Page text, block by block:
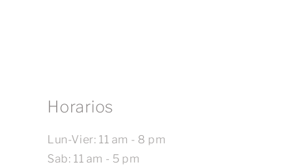
Horarios
Lun-Vier: 11 am - 8 pm
Sab: 11 am - 5 pm